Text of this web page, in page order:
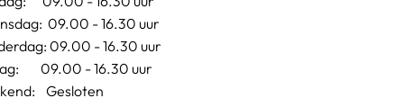
09.00 - 16.30 uur
09.00 - 16.30 uur
09.00 - 16.30 uur
Gesloten